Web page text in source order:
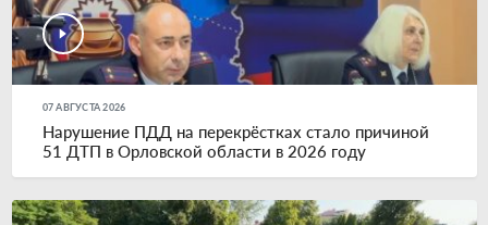
07 АВГУСТА 2026
Нарушение ПДД на перекрёстках стало причиной
51 ДТП в Орловской области в 2026 году